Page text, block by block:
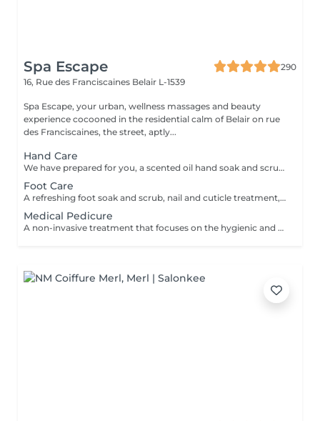
Spa Escape
290
16, Rue des Franciscaines Belair L-1539
Spa Escape, your urban, wellness massages and beauty
experience cocooned in the residential calm of Belair on rue
des Franciscaines, the street, aptly...
Hand Care
We have prepared for you, a scented oil hand soak and scrub, nail and cuticule treatment and an arm and hand massage to work out any tension in the arm and hand muscles and bones and promote relaxation.
Foot Care
A refreshing foot soak and scrub, nail and cuticle treatment, lower leg and foot massage. A feeling of relaxation and calm accentuates this treatment.
Medical Pedicure
A non-invasive treatment that focuses on the hygienic and aesthetic care of the toenails and soles after a complete evaluation of your feet and nails. This treatment is followed by a foot massage.